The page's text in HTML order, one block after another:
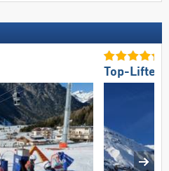
Top-Lifte/